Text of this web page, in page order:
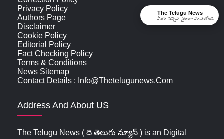
Privacy Policy
Authors Page
Disclaimer
Cookie Policy
Editorial Policy
Fact Checking Policy
Terms & Conditions
News Sitemap
Contact Details : Info@thetelugunews.com
Address And About US
The Telugu News ( ది తెలుగు న్యూస్‌ ) is an Digital
The Telugu News
మీకు నచ్చిన సైటుగా ఎంచుకోండి